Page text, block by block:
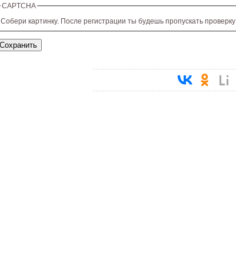
CAPTCHA
Собери картинку. После регистрации ты будешь пропускать проверку